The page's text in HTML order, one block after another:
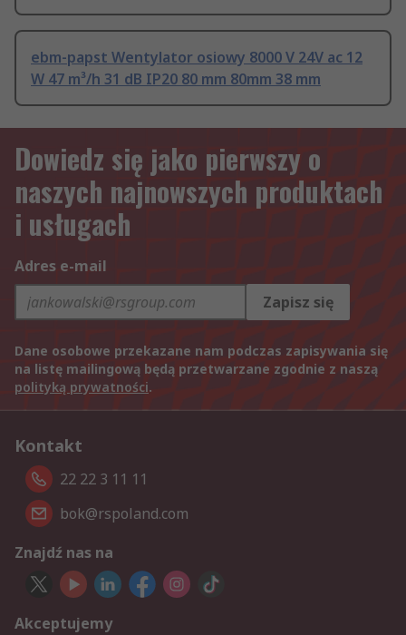
ebm-papst Wentylator osiowy 8000 V 24V ac 12
W 47 m³/h 31 dB IP20 80 mm 80mm 38 mm
Dowiedz się jako pierwszy o
naszych najnowszych produktach
i usługach
Adres e-mail
Zapisz się
Dane osobowe przekazane nam podczas zapisywania się
na listę mailingową będą przetwarzane zgodnie z naszą
polityką prywatności.
Kontakt
22 22 3 11 11
bok@rspoland.com
Znajdź nas na
Akceptujemy